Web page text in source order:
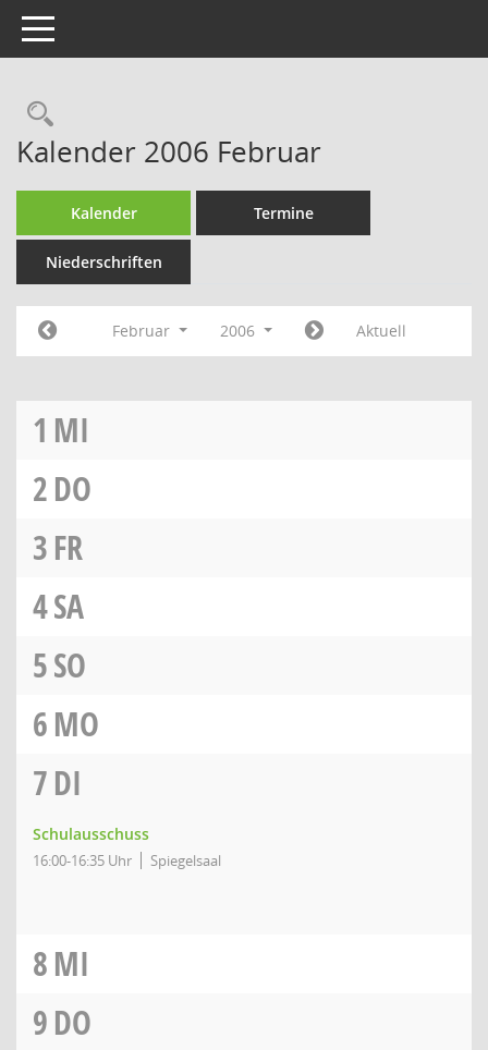
Toggle navigation
Rechercheauswahl
Kalender 2006 Februar
Kalender Termine
Niederschriften
Februar 2006 Aktuell
1 MI
2DO
3FR
4SA
5SO
6MO
7DI
Schulausschuss
16:00-16:35 Uhr Spiegelsaal
8MI
9DO